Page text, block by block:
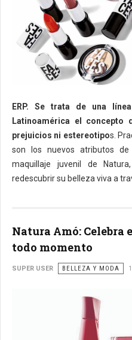
ERP. Se trata de una
Latinoamérica el concepto
prejuicios ni estereotipos.
son los nuevos atributos de
maquillaje juvenil de
redescubrir su belleza viva a
Natura Amó: Celebra
todo momento
SUPER USER BELLEZA Y MODA